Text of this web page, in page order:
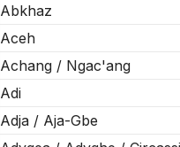
Abkhaz
Aceh
Achang / Ngac'ang
Adi
Adja / Aja-Gbe